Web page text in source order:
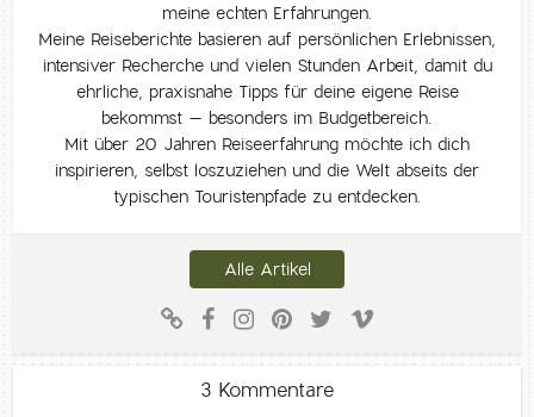
meine echten Erfahrungen.
Meine Reiseberichte basieren auf persönlichen Erlebnissen,
intensiver Recherche und vielen Stunden Arbeit, damit du
ehrliche, praxisnahe Tipps für deine eigene Reise
bekommst – besonders im Budgetbereich.
Mit über 20 Jahren Reiseerfahrung möchte ich dich
inspirieren, selbst loszuziehen und die Welt abseits der
typischen Touristenpfade zu entdecken.
Alle Artikel
3 Kommentare